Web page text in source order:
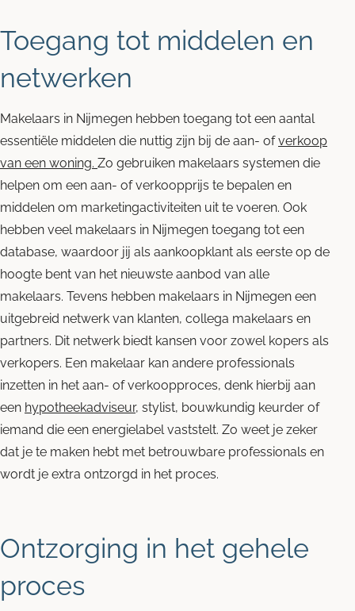
Toegang tot middelen en
netwerken
Makelaars in Nijmegen hebben toegang tot een aantal
essentiële middelen die nuttig zijn bij de aan- ofverkoop
van een woning. Zo gebruiken makelaars systemen die
helpen om een aan- of verkoopprijs te bepalen en
middelen om marketingactiviteiten uit te voeren. Ook
hebben veel makelaars in Nijmegen toegang tot een
database, waardoor jij als aankoopklant als eerste op de
hoogte bent van het nieuwste aanbod van alle
makelaars. Tevens hebben makelaars in Nijmegen een
uitgebreid netwerk van klanten, collega makelaars en
partners. Dit netwerk biedt kansen voor zowel kopers als
verkopers. Een makelaar kan andere professionals
inzetten in het aan- of verkoopproces, denk hierbij aan
een hypotheekadviseur, stylist, bouwkundig keurder of
iemand die een energielabel vaststelt. Zo weet je zeker
dat je te maken hebt met betrouwbare professionals en
wordt je extra ontzorgd in het proces.
Ontzorging in het gehele
proces